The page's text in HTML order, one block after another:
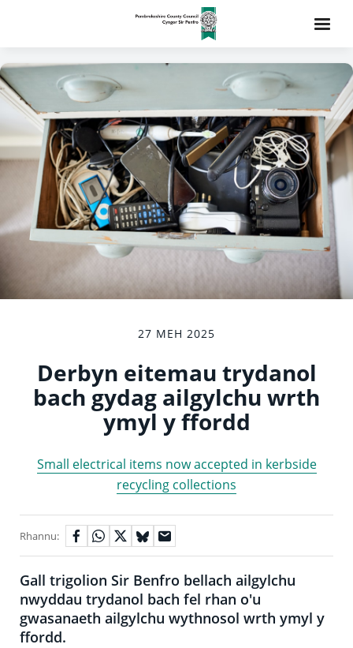
27 MEH 2025
Derbyn eitemau trydanol
bach gydag ailgylchu wrth
ymyl y ffordd
Small electrical items now accepted in kerbside
recycling collections
Rhannu:
Gall trigolion Sir Benfro bellach ailgylchu
nwyddau trydanol bach fel rhan o'u
gwasanaeth ailgylchu wythnosol wrth ymyl y
ffordd.